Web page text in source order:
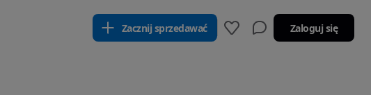
Zacznij sprzedawać Zaloguj się